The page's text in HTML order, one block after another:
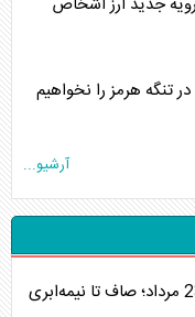
تنگه هرمز را نخواهیم
آرشیو...